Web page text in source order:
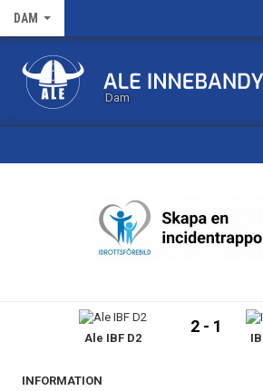
DAM
Dam
NYHETSARKIVAle IBF D2
2 - 1
INFORMATION